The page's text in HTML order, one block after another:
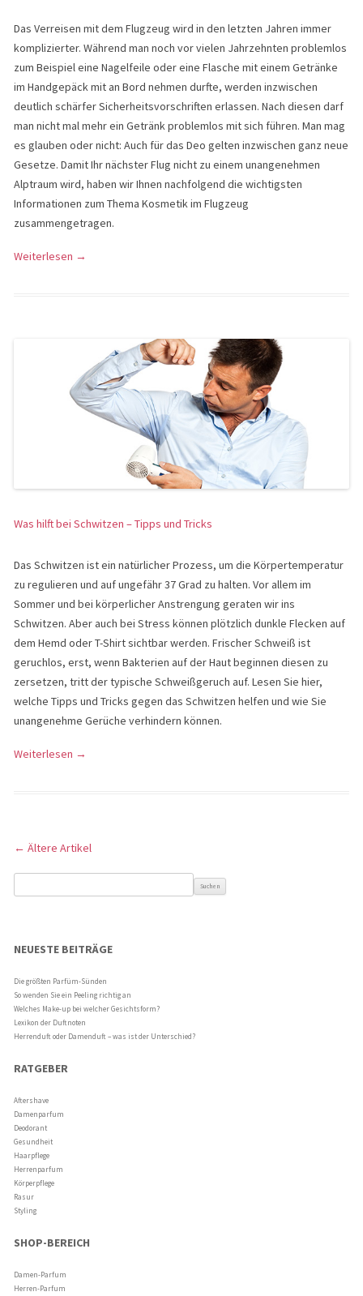
Das Verreisen mit dem Flugzeug wird in den letzten Jahren immer
komplizierter. Während man noch vor vielen Jahrzehnten problemlos
zum Beispiel eine Nagelfeile oder eine Flasche mit einem Getränke
im Handgepäck mit an Bord nehmen durfte, werden inzwischen
deutlich schärfer Sicherheitsvorschriften erlassen. Nach diesen darf
man nicht mal mehr ein Getränk problemlos mit sich führen. Man mag
es glauben oder nicht: Auch für das Deo gelten inzwischen ganz neue
Gesetze. Damit Ihr nächster Flug nicht zu einem unangenehmen
Alptraum wird, haben wir Ihnen nachfolgend die wichtigsten
Informationen zum Thema Kosmetik im Flugzeug
zusammengetragen.
Weiterlesen →
Was hilft bei Schwitzen – Tipps und Tricks
Das Schwitzen ist ein natürlicher Prozess, um die Körpertemperatur
zu regulieren und auf ungefähr 37 Grad zu halten. Vor allem im
Sommer und bei körperlicher Anstrengung geraten wir ins
Schwitzen. Aber auch bei Stress können plötzlich dunkle Flecken auf
dem Hemd oder T-Shirt sichtbar werden. Frischer Schweiß ist
geruchlos, erst, wenn Bakterien auf der Haut beginnen diesen zu
zersetzen, tritt der typische Schweißgeruch auf. Lesen Sie hier,
welche Tipps und Tricks gegen das Schwitzen helfen und wie Sie
unangenehme Gerüche verhindern können.
Weiterlesen →
Artikel-Navigation
← Ältere Artikel
NEUESTE BEITRÄGE
Die größten Parfüm-Sünden
So wenden Sie ein Peeling richtig an
Welches Make-up bei welcher Gesichtsform?
Lexikon der Duftnoten
Herrenduft oder Damenduft – was ist der Unterschied?
RATGEBER
Aftershave
Damenparfum
Deodorant
Gesundheit
Haarpflege
Herrenparfum
Körperpflege
Rasur
Styling
SHOP-BEREICH
Damen-Parfum
Herren-Parfum